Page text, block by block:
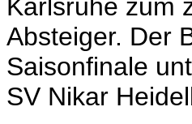
Karlsruhe zum
Absteiger. Der
Saisonfinale
SV Nikar